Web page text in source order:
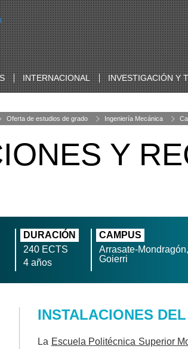
INTERNACIONAL INVESTIGACIÓN Y
Oferta de estudios de grado Ingeniería Mecánica
Y
DURACIÓN
240 ECTS
4 años
CAMPUS
Arrasate-Mondragón,
Goierri
INSTALACIONES
La Escuela Politécnica Superior